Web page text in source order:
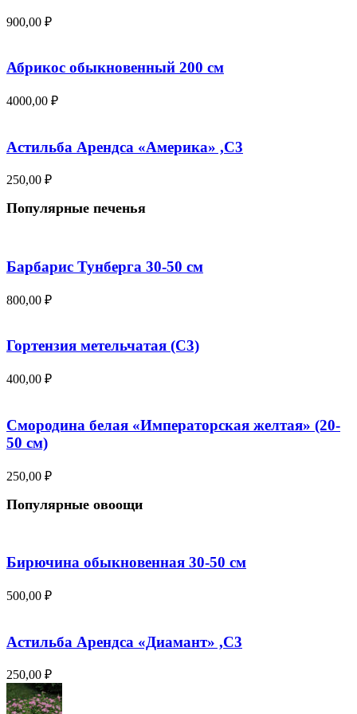
900,00 ₽
Абрикос обыкновенный 200 см
4000,00 ₽
Астильба Арендса «Америка» ,С3
250,00 ₽
Популярные печенья
Барбарис Тунберга 30-50 см
800,00 ₽
Гортензия метельчатая (С3)
400,00 ₽
Смородина белая «Императорская желтая» (20-
50 см)
250,00 ₽
Популярные овоощи
Бирючина обыкновенная 30-50 см
500,00 ₽
Астильба Арендса «Диамант» ,С3
250,00 ₽